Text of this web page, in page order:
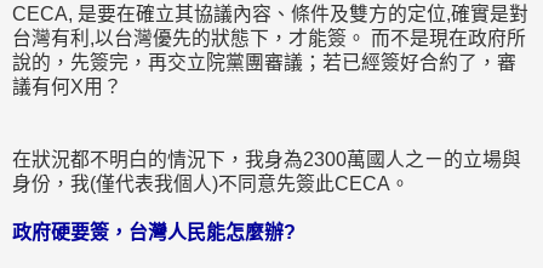
CECA, 是要在確立其協議內容、條件及雙方的定位,確實是對
台灣有利,以台灣優先的狀態下，才能簽。 而不是現在政府所
說的，先簽完，再交立院黨團審議；若已經簽好合約了，審
議有何X用？
在狀況都不明白的情況下，我身為2300萬國人之ㄧ的立場與
身份，我(僅代表我個人)不同意先簽此CECA。
政府硬要簽，台灣人民能怎麼辦?